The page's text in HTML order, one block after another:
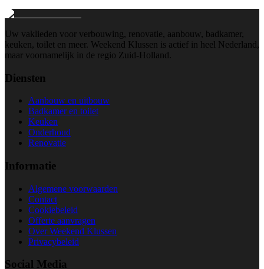
Uw vaklieden voor verbouwing, renovatie, aanbouw, badkamer,
keuken, toilet en meer. Weekend Klussen is actief in heel Nederland,
maar voornamelijk in de regio Zuid-Holland.
Diensten
Aanbouw en uitbouw
Badkamer en toilet
Keuken
Onderhoud
Renovatie
Informatie
Algemene voorwaarden
Contact
Cookiebeleid
Offerte aanvragen
Over Weekend Klussen
Privacybeleid
Social Media